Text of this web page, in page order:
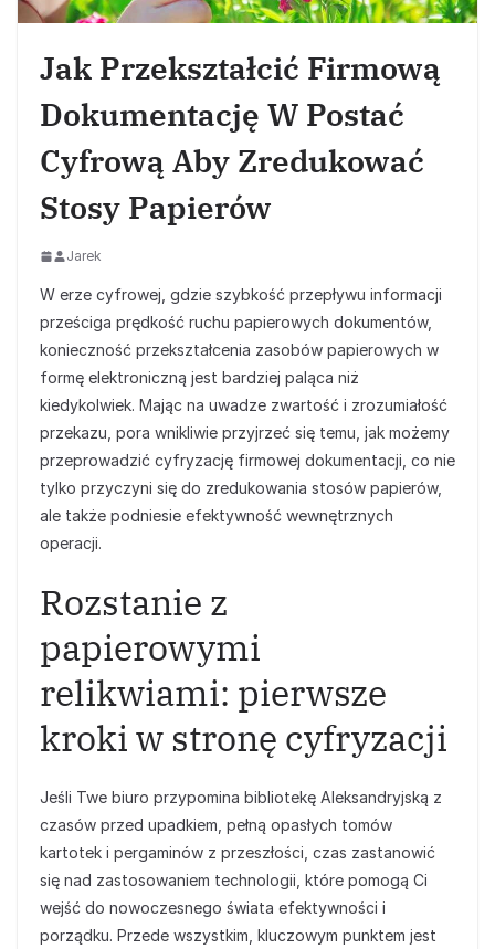
Jak Przekształcić Firmową
Dokumentację W Postać
Cyfrową Aby Zredukować
Stosy Papierów
Jarek
W erze cyfrowej, gdzie szybkość przepływu informacji
prześciga prędkość ruchu papierowych dokumentów,
konieczność przekształcenia zasobów papierowych w
formę elektroniczną jest bardziej paląca niż
kiedykolwiek. Mając na uwadze zwartość i zrozumiałość
przekazu, pora wnikliwie przyjrzeć się temu, jak możemy
przeprowadzić cyfryzację firmowej dokumentacji, co nie
tylko przyczyni się do zredukowania stosów papierów,
ale także podniesie efektywność wewnętrznych
operacji.
Rozstanie z
papierowymi
relikwiami: pierwsze
kroki w stronę cyfryzacji
Jeśli Twe biuro przypomina bibliotekę Aleksandryjską z
czasów przed upadkiem, pełną opasłych tomów
kartotek i pergaminów z przeszłości, czas zastanowić
się nad zastosowaniem technologii, które pomogą Ci
wejść do nowoczesnego świata efektywności i
porządku. Przede wszystkim, kluczowym punktem jest